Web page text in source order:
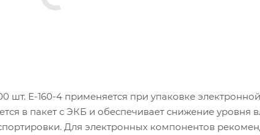
шт. Е-160-4 применяется при упаковке
в пакет с ЭКБ и обеспечивает снижение уровня
Для электронных компонентов